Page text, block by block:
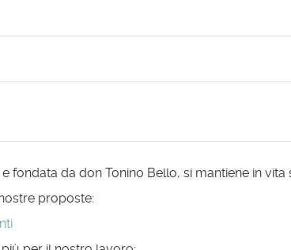
fondata da don Tonino Bello, si mantiene in
proposte: